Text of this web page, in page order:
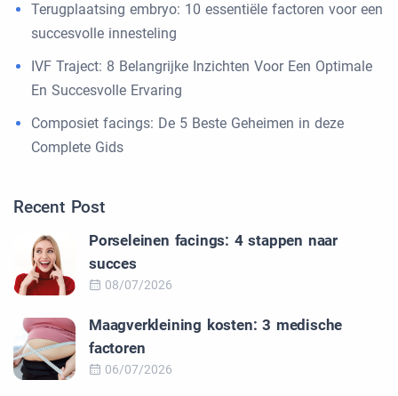
Terugplaatsing embryo: 10 essentiële factoren voor een
succesvolle innesteling
IVF Traject: 8 Belangrijke Inzichten Voor Een Optimale
En Succesvolle Ervaring
Composiet facings: De 5 Beste Geheimen in deze
Complete Gids
Recent Post
Porseleinen facings: 4 stappen naar
succes
08/07/2026
Maagverkleining kosten: 3 medische
factoren
06/07/2026